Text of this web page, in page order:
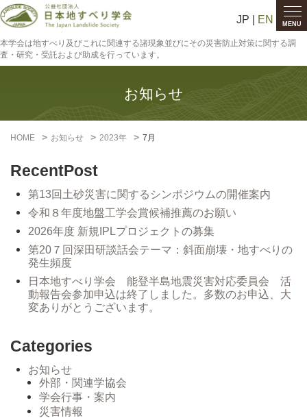
MENU
JP | EN
本学会は地すべり及びこれに関連する諸現象並びにその災害防止対策に関する調
査・研究・受託および助成を行っています。
お知らせ
HOME お知らせ 2023年 7月
RecentPost
第13回土砂災害に関するシンポジウムの開催案内
令和８年度地盤工学会賞候補推薦のお願い
2026年度 新規IPLプロジェクトの募集
第20７回深田研談話会テーマ：斜面崩壊・地すべりの
発生頻度
日本地すべり学会 能登半島地震災害対応委員会 活
動報告会参加申込は終了しました。多数のお申込、大
変ありがとうございます。
Categories
お知らせ
外部・関連学協会
学会行事・案内
災害情報